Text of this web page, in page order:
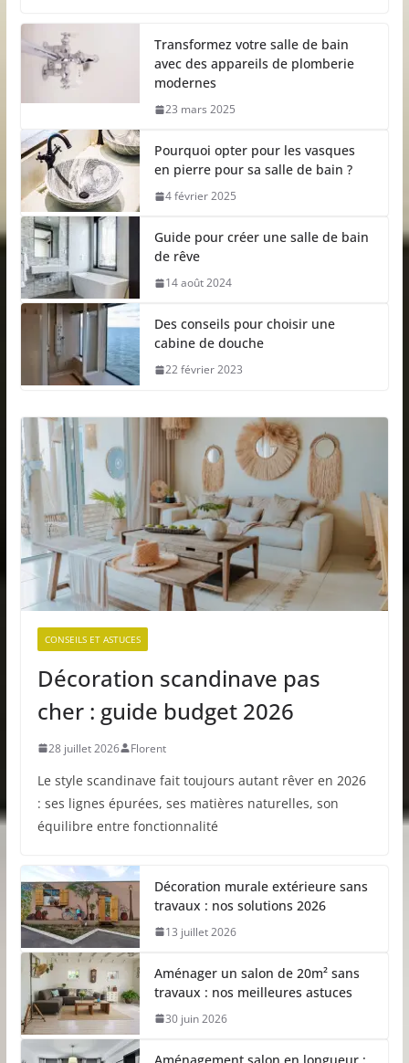
Transformez votre salle de bain
avec des appareils de plomberie
modernes
23 mars 2025
Pourquoi opter pour les vasques
en pierre pour sa salle de bain ?
4 février 2025
Guide pour créer une salle de bain
de rêve
14 août 2024
Des conseils pour choisir une
cabine de douche
22 février 2023
CONSEILS ET ASTUCES
Décoration scandinave pas
cher : guide budget 2026
28 juillet 2026 Florent
Le style scandinave fait toujours autant rêver en 2026
: ses lignes épurées, ses matières naturelles, son
équilibre entre fonctionnalité
Décoration murale extérieure sans
travaux : nos solutions 2026
13 juillet 2026
Aménager un salon de 20m² sans
travaux : nos meilleures astuces
30 juin 2026